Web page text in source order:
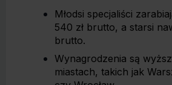
Młodsi specjaliści
540 zł brutto, a starsi
brutto.
Wynagrodzenia są
miastach, takich jak